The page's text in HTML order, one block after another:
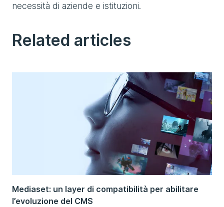
necessità di aziende e istituzioni.
Related articles
Mediaset: un layer di compatibilità per abilitare
l’evoluzione del CMS